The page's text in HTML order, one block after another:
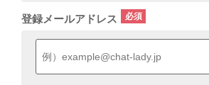
登録メールアドレス